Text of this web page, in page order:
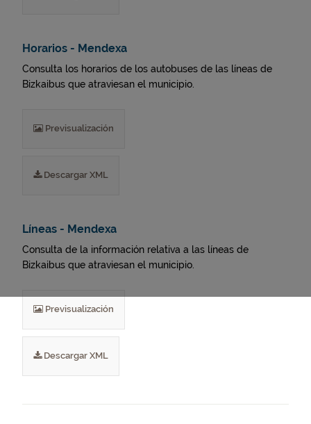
Horarios - Mendexa
Consulta los horarios de los autobuses de las líneas de
Bizkaibus que atraviesan el municipio.
Previsualización
Descargar XML
Líneas - Mendexa
Consulta de la información relativa a las líneas de
Bizkaibus que atraviesan el municipio.
Previsualización
Descargar XML